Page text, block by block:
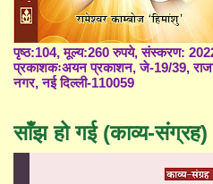
पृष्ठ:104, मूल्य:260 रुपये, संस्करण:
प्रकाशकःअयन प्रकाशन, जे-19/39,
नगर, नई दिल्ली-110059
साँझ हो गई (काव्य-संग्रह)